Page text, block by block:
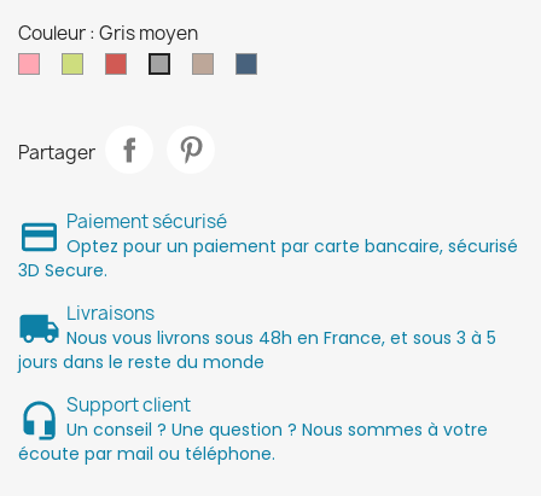
Couleur : Gris moyen
Partager
Paiement sécurisé
Optez pour un paiement par carte bancaire, sécurisé
3D Secure.
Livraisons
Nous vous livrons sous 48h en France, et sous 3 à 5
jours dans le reste du monde
Support client
Un conseil ? Une question ? Nous sommes à votre
écoute par mail ou téléphone.